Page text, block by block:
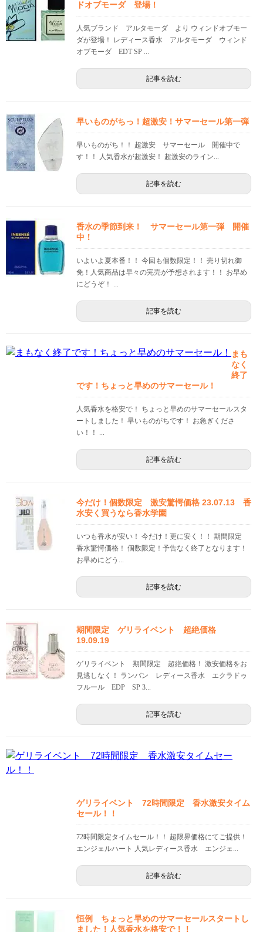
ドオブモーダ 登場！
人気ブランド アルタモーダ より ウィンドオブモー
ダが登場！ レディース香水 アルタモーダ ウィンド
オブモーダ EDT SP ...
記事を読む
早いものがちっ！超激安！サマーセール第一弾
早いものがち！！ 超激安 サマーセール 開催中で
す！！ 人気香水が超激安！ 超激安のライン...
記事を読む
香水の季節到来！ サマーセール第一弾 開催
中！
いよいよ夏本番！！ 今回も個数限定！！ 売り切れ御
免！人気商品は早々の完売が予想されます！！ お早め
にどうぞ！ ...
記事を読む
まも
なく
終了
です！ちょっと早めのサマーセール！
人気香水を格安で！ ちょっと早めのサマーセールスタ
ートしました！ 早いものがちです！ お急ぎくださ
い！！ ...
記事を読む
今だけ！個数限定 激安驚愕価格 23.07.13 香
水安く買うなら香水学園
いつも香水が安い！ 今だけ！更に安く！！ 期間限定
香水驚愕価格！ 個数限定！予告なく終了となります！
お早めにどう...
記事を読む
期間限定 ゲリライベント 超絶価格
19.09.19
ゲリライベント 期間限定 超絶価格！ 激安価格をお
見逃しなく！ ランバン レディース香水 エクラドゥ
フルール EDP SP 3...
記事を読む
ゲリライベント 72時間限定 香水激安タイム
セール！！
72時間限定タイムセール！！ 超限界価格にてご提供！
エンジェルハート 人気レディース香水 エンジェ...
記事を読む
恒例 ちょっと早めのサマーセールスタートし
ました！人気香水を格安で！！